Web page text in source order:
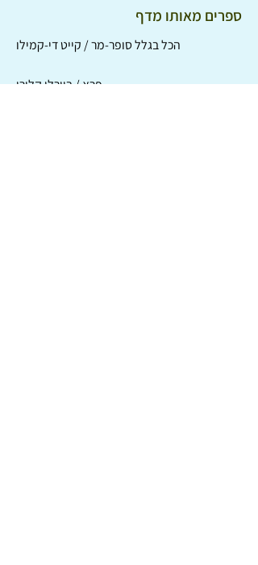
ספרים מאותו מדף
הכל בגלל סופר-מר / קייט די-קמילו
פרא / בוורלי קלירי